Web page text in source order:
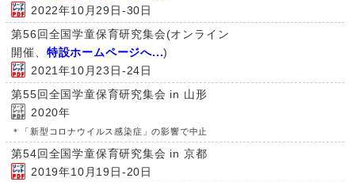
2022年10月29日-30日
第56回全国学童保育研究集会(オンライン
開催、 特設ホームページへ...)
2021年10月23日-24日
第55回全国学童保育研究集会 in 山形
2020年
＊「新型コロナウイルス感染症」の影響で中止
第54回全国学童保育研究集会 in 京都
2019年10月19日-20日